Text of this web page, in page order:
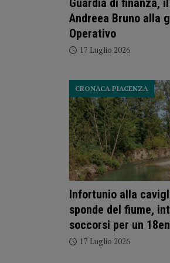
Guardia di finanza,
Andreea Bruno alla
Operativo
17 Luglio 2026
Infortunio alla
sponde del fiume,
soccorsi per un
CRONACA PIACENZA
17 Luglio 2026